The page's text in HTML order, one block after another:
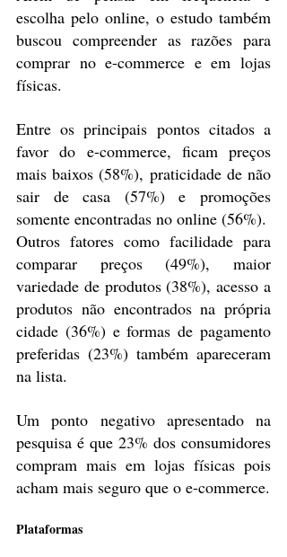
escolha pelo online, o estudo também
buscou compreender as razões para
comprar no e-commerce e em lojas
físicas.
Entre os principais pontos citados a
favor do e-commerce, ficam preços
mais baixos (58%), praticidade de não
sair de casa (57%) e promoções
somente encontradas no online (56%).
Outros fatores como facilidade para
comparar preços (49%), maior
variedade de produtos (38%), acesso a
produtos não encontrados na própria
cidade (36%) e formas de pagamento
preferidas (23%) também apareceram
na lista.
Um ponto negativo apresentado na
pesquisa é que 23% dos consumidores
compram mais em lojas físicas pois
acham mais seguro que o e-commerce.
Plataformas